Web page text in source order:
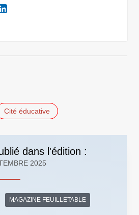
Cité éducative
dans l'édition :
2025
MAGAZINE FEUILLETABLE